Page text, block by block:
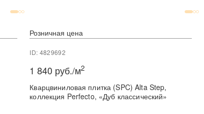
Розничная цена
ID: 4829692
1 840 руб./м2
Кварцвиниловая плитка (SPC) Alta Step,
коллекция Perfecto, «Дуб классический»